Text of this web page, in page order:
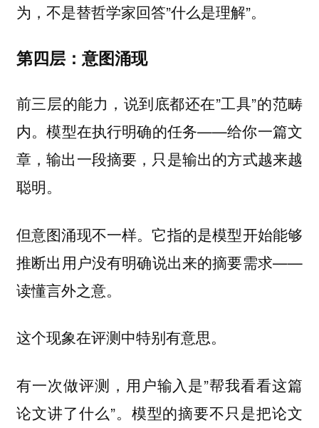
为，不是替哲学家回答”什么是理解”。
第四层：意图涌现
前三层的能力，说到底都还在”工具”的范畴
内。模型在执行明确的任务——给你一篇文
章，输出一段摘要，只是输出的方式越来越
聪明。
但意图涌现不一样。它指的是模型开始能够
推断出用户没有明确说出来的摘要需求——
读懂言外之意。
这个现象在评测中特别有意思。
有一次做评测，用户输入是”帮我看看这篇
论文讲了什么”。模型的摘要不只是把论文